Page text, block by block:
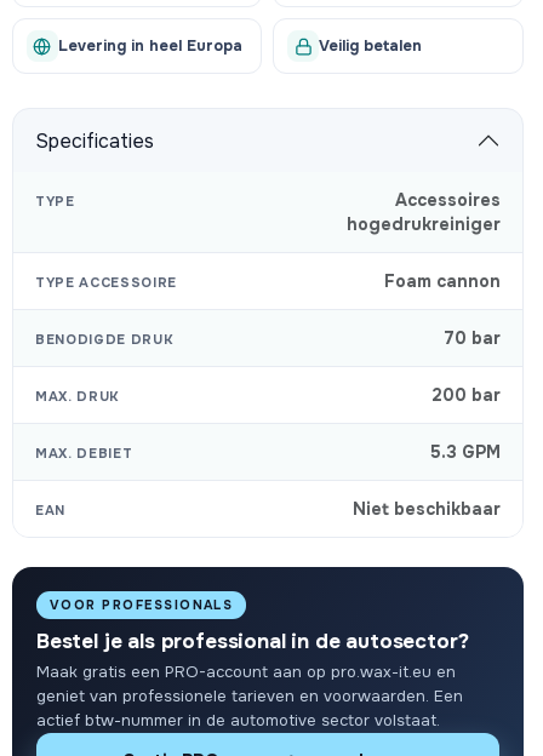
Levering in heel Europa Veilig betalen
Specificaties
TYPE
Accessoires
hogedrukreiniger
TYPE ACCESSOIRE Foam cannon
BENODIGDE DRUK 70 bar
MAX. DRUK 200 bar
MAX. DEBIET 5.3 GPM
EAN Niet beschikbaar
VOOR PROFESSIONALS
Bestel je als professional in de autosector?
Maak gratis een PRO-account aan op pro.wax-it.eu en
geniet van professionele tarieven en voorwaarden. Een
actief btw-nummer in de automotive sector volstaat.